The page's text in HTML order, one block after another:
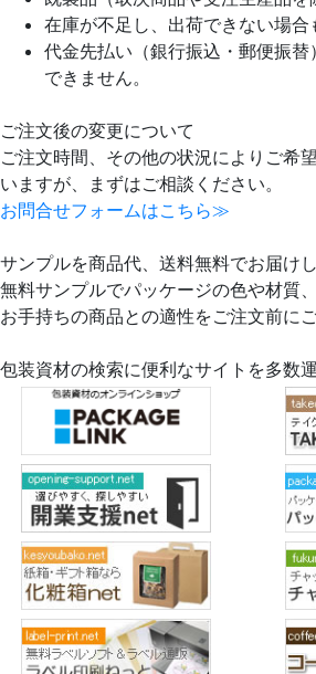
在庫が不足し、出荷できない場合
代金先払い（銀行振込・郵便振
できません。
ご注文後の変更について
ご注文時間、その他の状況によりご希
いますが、まずはご相談ください。
お問合せフォームはこちら≫
サンプルを商品代、送料無料でお届け
無料サンプルでパッケージの色や材質、
お手持ちの商品との適性をご注文前に
包装資材の検索に便利なサイトを多数